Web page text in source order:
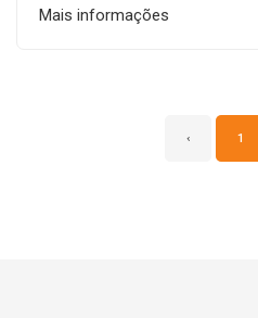
Mais informações
‹ 1